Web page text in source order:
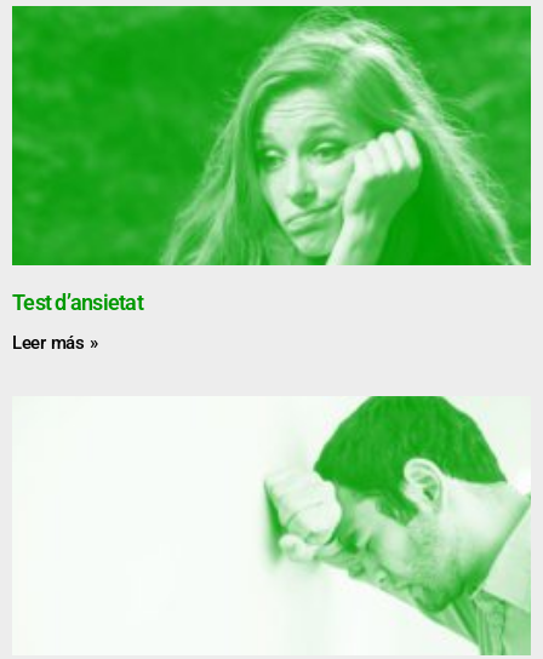
Test d’ansietat
Leer más »